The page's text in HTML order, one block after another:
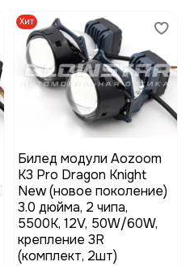
Хит
Билед модули Aozoom
K3 Pro Dragon Knight
New (новое поколение)
3.0 дюйма, 2 чипа,
5500K, 12V, 50W/60W,
крепление 3R
(комплект, 2шт)